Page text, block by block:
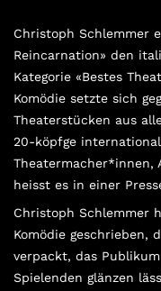
Christoph Schlemmer
Reincarnation» den
Kategorie «Bestes
Komödie setzte sich
Theaterstücken aus
20-köpfge
heisst es in einer
Christoph Schlemmer
Komödie geschrieben,
verpackt, das
Spielenden glänzen